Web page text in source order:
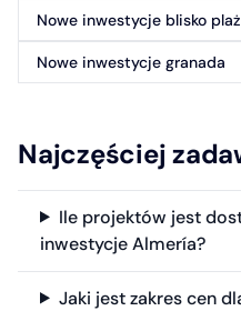
Nowe inwestycje blisko
Nowe inwestycje granada
Najczęściej
Ile projektów jest
inwestycje Almería?
Jaki jest zakres cen